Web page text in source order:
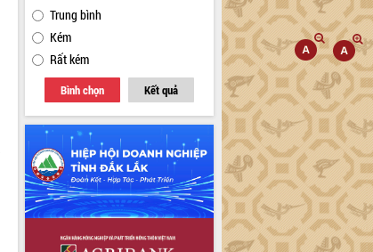
Trung bình
Kém
Rất kém
Bình chọn Kết quả